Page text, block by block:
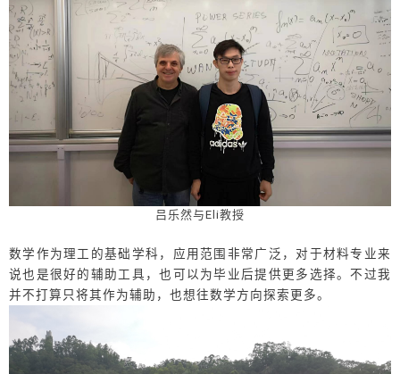
吕乐然与Eli教授
数学作为理工的基础学科，应用范围非常广泛，对于材料专业来
说也是很好的辅助工具，也可以为毕业后提供更多选择。不过我
并不打算只将其作为辅助，也想往数学方向探索更多。